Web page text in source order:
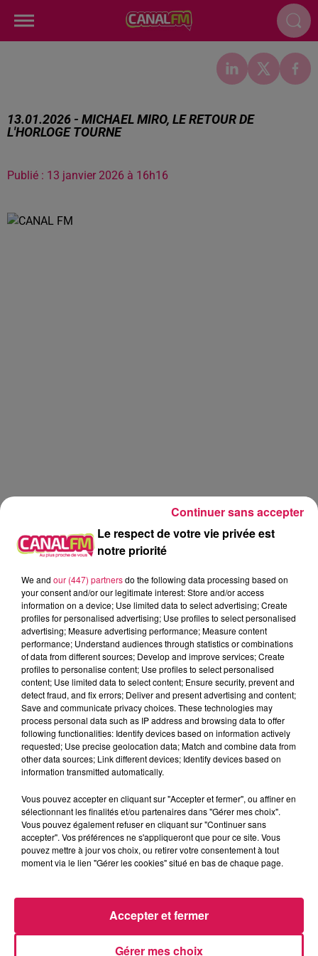
13.01.2026 - MICHAEL MIRO, LE RETOUR DE
L'HORLOGE TOURNE
Publié : 13 janvier 2026 à 16h16
Réveil Canal FM
Angy Mayeux
Le Réveil de Canal FM
0:00 1 min 33 sec
13 janvier 2026 - 1 min 33 sec
13.01.2026 - MICHAEL MIRO, LE RETOUR DE
Revivez les meilleurs moments du Réveil de Canal FM
Le respect de votre vie privée est
notre priorité
We and our (447) partnersdo the following data processing based on
your consent and/or our legitimate interest: Store and/or access
information on a device; Use limited data to select advertising; Create
profiles for personalised advertising; Use profiles to select personalised
advertising; Measure advertising performance; Measure content
performance; Understand audiences through statistics or combinations
of data from different sources; Develop and improve services; Create
profiles to personalise content; Use profiles to select personalised
content; Use limited data to select content; Ensure security, prevent and
detect fraud, and fix errors; Deliver and present advertising and content;
Save and communicate privacy choices. These technologies may
process personal data such as IP address and browsing data to offer
following functionalities: Identify devices based on information actively
requested; Use precise geolocation data; Match and combine data from
other data sources; Link different devices; Identify devices based on
information transmitted automatically.
Vous pouvez accepter en cliquant sur "Accepter et fermer", ou affiner en
sélectionnant les finalités et/ou partenaires dans "Gérer mes choix".
Vous pouvez également refuser en cliquant sur "Continuer sans
accepter". Vos préférences ne s'appliqueront que pour ce site. Vous
pouvez mettre à jour vos choix, ou retirer votre consentement à tout
moment via le lien "Gérer les cookies" situé en bas de chaque page.
Gérer mes choix
Accepter et fermer
Continuer sans accepter